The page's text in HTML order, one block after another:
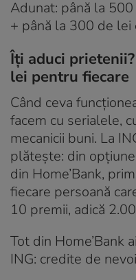
Adunat: până la
+ până la 300 de lei
Îți aduci
lei pentru fiecare
Când ceva
facem cu serialele,
mecanicii buni. La
plătește: din
din Home’Bank,
fiecare persoană
10 premii, adică
Tot din Home’Bank
ING: credite de